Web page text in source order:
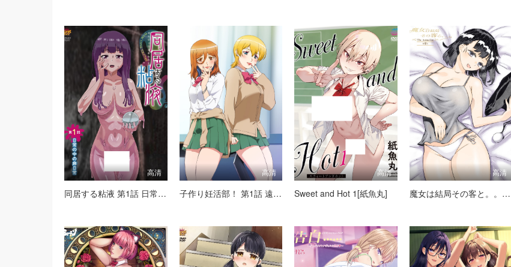
高清
同居する粘液 第1話 日常の中の非日常
高清
子作り妊活部！ 第1話 遠野羽海編
高清
Sweet and Hot 1[紙魚丸]
高清
魔女は結局その客と。。。 THE ANIMATION 第2巻